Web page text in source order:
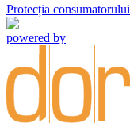
Protecția consumatorului
powered by